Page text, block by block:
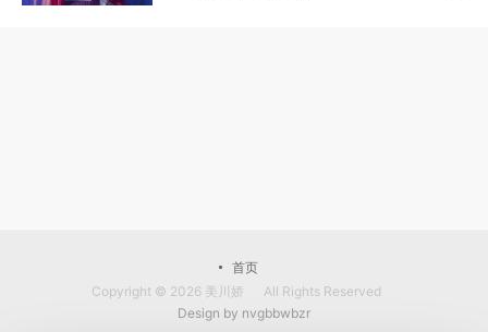
首页
Copyright © 2026 美川娇
All Rights Reserved
Design by nvgbbwbzr